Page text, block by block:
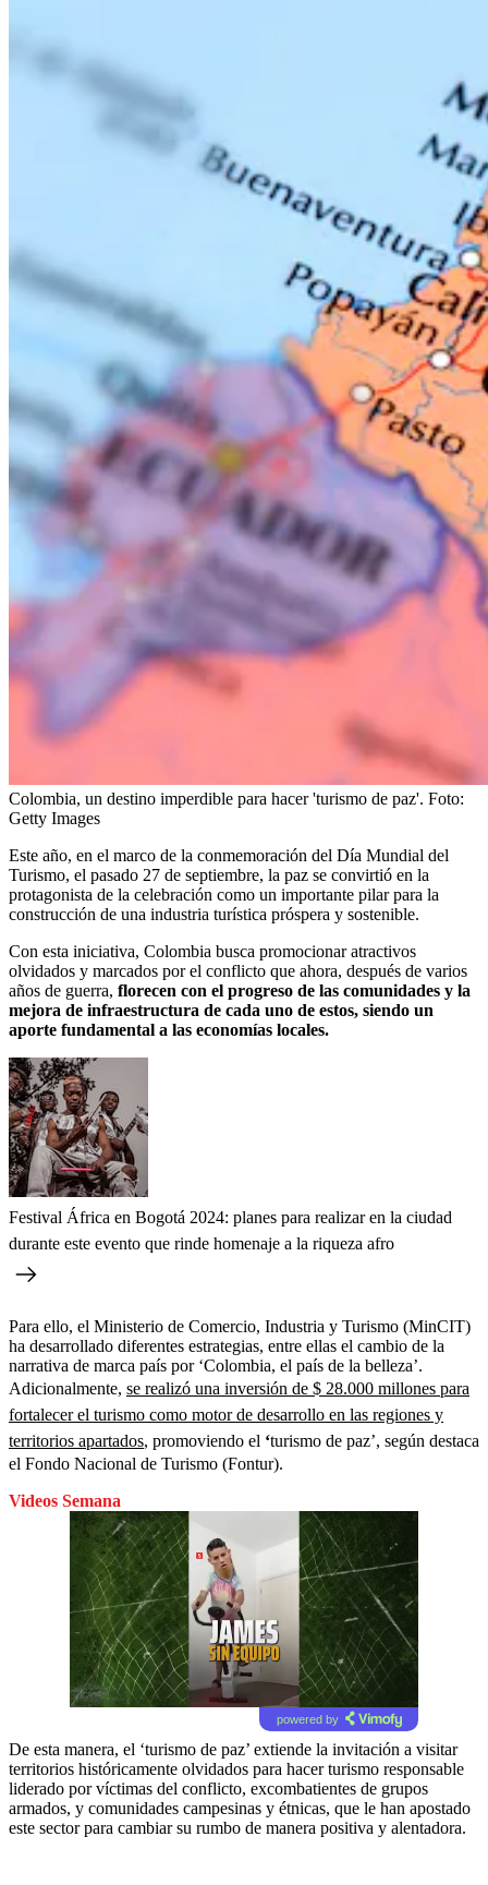
Colombia, un destino imperdible para hacer 'turismo de paz'. Foto:
Getty Images
Este año, en el marco de la conmemoración del Día Mundial del
Turismo, el pasado 27 de septiembre, la paz se convirtió en la
protagonista de la celebración como un importante pilar para la
construcción de una industria turística próspera y sostenible.
Con esta iniciativa, Colombia busca promocionar atractivos
olvidados y marcados por el conflicto que ahora, después de varios
años de guerra, florecen con el progreso de las comunidades y la
mejora de infraestructura de cada uno de estos, siendo un
aporte fundamental a las economías locales.
Festival África en Bogotá 2024: planes para realizar en la ciudad
durante este evento que rinde homenaje a la riqueza afro
Para ello, el Ministerio de Comercio, Industria y Turismo (MinCIT)
ha desarrollado diferentes estrategias, entre ellas el cambio de la
narrativa de marca país por ‘Colombia, el país de la belleza’.
Adicionalmente, se realizó una inversión de $ 28.000 millones para
fortalecer el turismo como motor de desarrollo en las regiones y
territorios apartados, promoviendo el ‘turismo de paz’, según destaca
el Fondo Nacional de Turismo (Fontur).
Videos Semana
powered by
De esta manera, el ‘turismo de paz’ extiende la invitación a visitar
territorios históricamente olvidados para hacer turismo responsable
liderado por víctimas del conflicto, excombatientes de grupos
armados, y comunidades campesinas y étnicas, que le han apostado
este sector para cambiar su rumbo de manera positiva y alentadora.